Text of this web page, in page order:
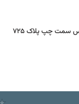
سمت چپ پلاک ۷۲۵